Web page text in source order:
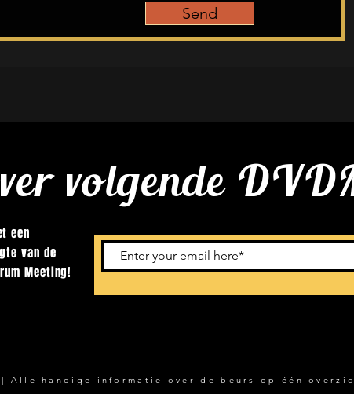
Send
volgende
een
van de
Meeting!
| Alle handige informatie over de beurs op één